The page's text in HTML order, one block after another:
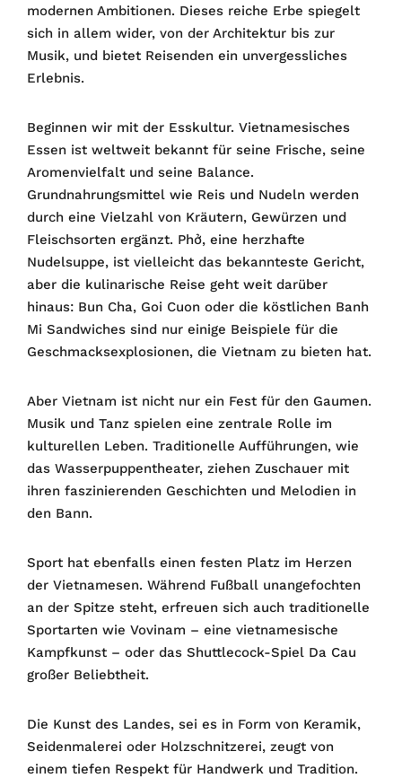
modernen Ambitionen. Dieses reiche Erbe spiegelt
sich in allem wider, von der Architektur bis zur
Musik, und bietet Reisenden ein unvergessliches
Erlebnis.
Beginnen wir mit der Esskultur. Vietnamesisches
Essen ist weltweit bekannt für seine Frische, seine
Aromenvielfalt und seine Balance.
Grundnahrungsmittel wie Reis und Nudeln werden
durch eine Vielzahl von Kräutern, Gewürzen und
Fleischsorten ergänzt. Phở, eine herzhafte
Nudelsuppe, ist vielleicht das bekannteste Gericht,
aber die kulinarische Reise geht weit darüber
hinaus: Bun Cha, Goi Cuon oder die köstlichen Banh
Mi Sandwiches sind nur einige Beispiele für die
Geschmacksexplosionen, die Vietnam zu bieten hat.
Aber Vietnam ist nicht nur ein Fest für den Gaumen.
Musik und Tanz spielen eine zentrale Rolle im
kulturellen Leben. Traditionelle Aufführungen, wie
das Wasserpuppentheater, ziehen Zuschauer mit
ihren faszinierenden Geschichten und Melodien in
den Bann.
Sport hat ebenfalls einen festen Platz im Herzen
der Vietnamesen. Während Fußball unangefochten
an der Spitze steht, erfreuen sich auch traditionelle
Sportarten wie Vovinam – eine vietnamesische
Kampfkunst – oder das Shuttlecock-Spiel Da Cau
großer Beliebtheit.
Die Kunst des Landes, sei es in Form von Keramik,
Seidenmalerei oder Holzschnitzerei, zeugt von
einem tiefen Respekt für Handwerk und Tradition.